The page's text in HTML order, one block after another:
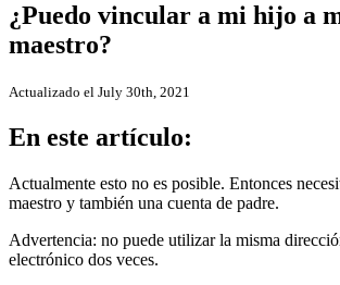
¿Puedo vincular a mi hijo a
maestro?
Actualizado el July 30th, 2021
En este artículo:
Actualmente esto no es posible. Entonces
maestro y también una cuenta de padre.
Advertencia: no puede utilizar la misma
electrónico dos veces.